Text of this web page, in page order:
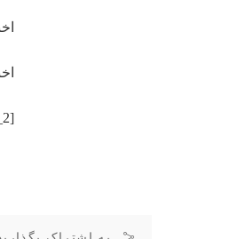
[ad_2]